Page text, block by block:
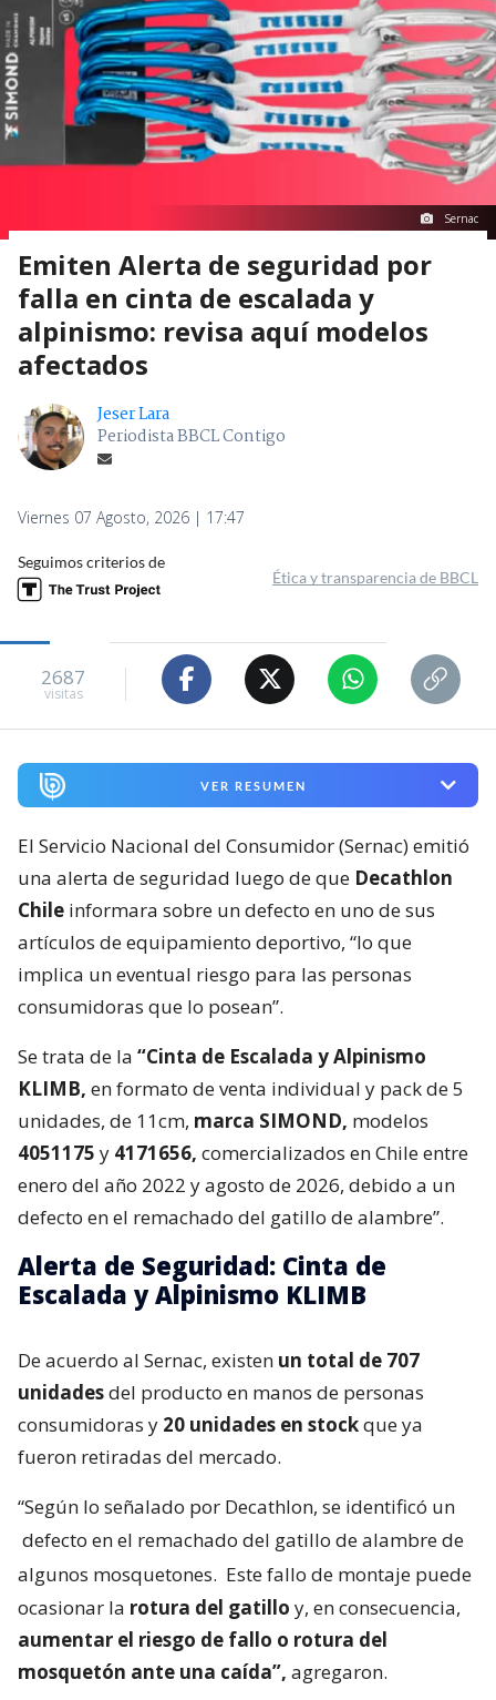
Sernac
Emiten Alerta de seguridad por
falla en cinta de escalada y
alpinismo: revisa aquí modelos
afectados
Jeser Lara
Periodista BBCL Contigo
Viernes 07 Agosto, 2026 | 17:47
Seguimos criterios de
Ética y transparencia de BBCL
2687
visitas
VER RESUMEN
El Servicio Nacional del Consumidor (Sernac) emitió
una alerta de seguridad luego de que Decathlon
Chile informara sobre un defecto en uno de sus
artículos de equipamiento deportivo, “lo que
implica un eventual riesgo para las personas
consumidoras que lo posean”.
Se trata de la “Cinta de Escalada y Alpinismo
KLIMB, en formato de venta individual y pack de 5
unidades, de 11cm, marca SIMOND, modelos
4051175 y 4171656, comercializados en Chile entre
enero del año 2022 y agosto de 2026, debido a un
defecto en el remachado del gatillo de alambre”.
Alerta de Seguridad: Cinta de
Escalada y Alpinismo KLIMB
De acuerdo al Sernac, existen un total de 707
unidadesdel producto en manos de personas
consumidoras y 20 unidades en stockque ya
fueron retiradas del mercado.
“Según lo señalado por Decathlon, se identificó un
defecto en el remachado del gatillo de alambre de
algunos mosquetones. Este fallo de montaje puede
ocasionar la rotura del gatillo y, en consecuencia,
aumentar el riesgo de fallo o rotura del
mosquetón ante una caída”, agregaron.